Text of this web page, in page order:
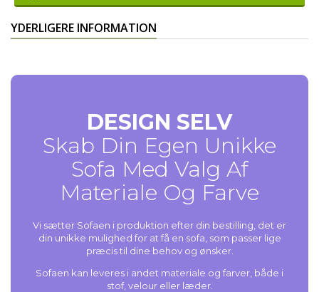
YDERLIGERE INFORMATION
DESIGN SELV
Skab Din Egen Unikke
Sofa Med Valg Af
Materiale Og Farve
Vi sætter Sofaen i produktion efter din bestilling, det er
din unikke mulighed for at få en sofa, som passer lige
præcis til dine behov og ønsker.
Sofaen kan leveres i andet materiale og farver, både i
stof, velour eller læder.